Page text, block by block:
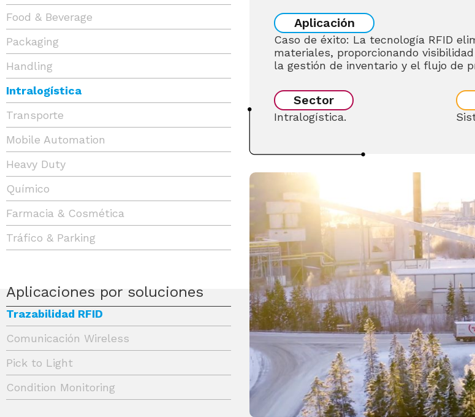
Food & Beverage
Packaging
Handling
Intralogística
Transporte
Mobile Automation
Heavy Duty
Químico
Farmacia & Cosmética
Tráfico & Parking
Aplicaciones por soluciones
Trazabilidad RFID
Comunicación Wireless
Pick to Light
Condition Monitoring
Aplicación
Caso de éxito: La tecnología RFID
materiales, proporcionando
la gestión de inventario y el flujo de
Sector
Intralogística.